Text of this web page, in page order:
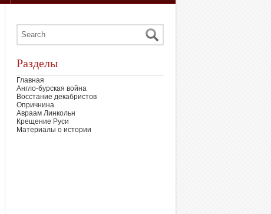
Разделы
Главная
Англо-бурская война
Восстание декабристов
Опричнина
Авраам Линкольн
Крещение Руси
Материалы о истории